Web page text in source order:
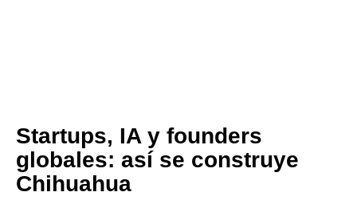
Startups, IA y founders
globales: así se construye
Chihuahua